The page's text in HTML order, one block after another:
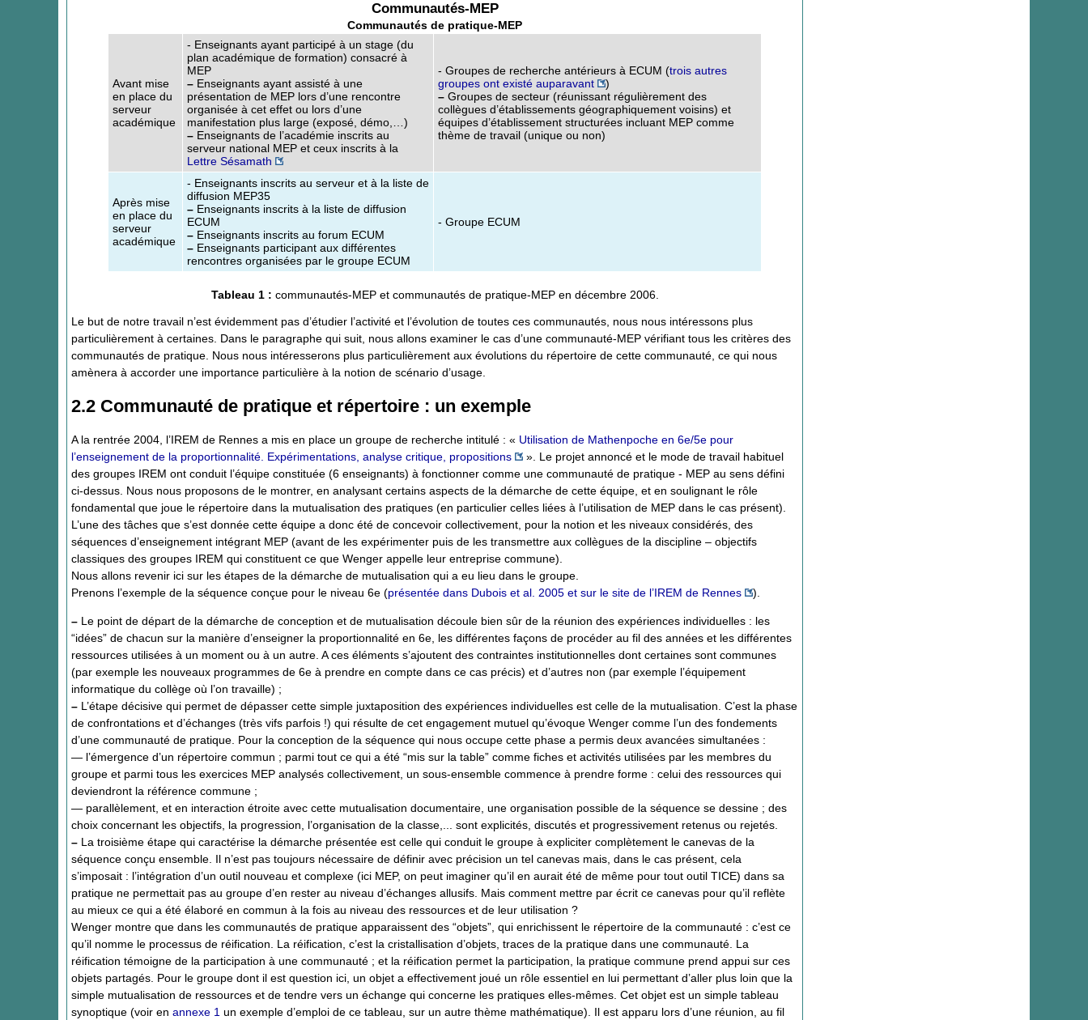
Communautés-MEP
Communautés de pratique-MEP
Avant mise
en place du
serveur
académique
- Enseignants ayant participé à un stage (du
plan académique de formation) consacré à
MEP
– Enseignants ayant assisté à une
présentation de MEP lors d’une rencontre
organisée à cet effet ou lors d’une
manifestation plus large (exposé, démo,…)
– Enseignants de l’académie inscrits au
serveur national MEP et ceux inscrits à la
Lettre Sésamath
- Groupes de recherche antérieurs à ECUM (trois autres
groupes ont existé auparavant
)
– Groupes de secteur (réunissant régulièrement des
collègues d’établissements géographiquement voisins) et
équipes d’établissement structurées incluant MEP comme
thème de travail (unique ou non)
Après mise
en place du
serveur
académique
- Enseignants inscrits au serveur et à la liste de
diffusion MEP35
– Enseignants inscrits à la liste de diffusion
ECUM
– Enseignants inscrits au forum ECUM
– Enseignants participant aux différentes
rencontres organisées par le groupe ECUM
- Groupe ECUM
Tableau 1 : communautés-MEP et communautés de pratique-MEP en décembre 2006.
Le but de notre travail n’est évidemment pas d’étudier l’activité et l’évolution de toutes ces communautés, nous nous intéressons plus
particulièrement à certaines. Dans le paragraphe qui suit, nous allons examiner le cas d’une communauté-MEP vérifiant tous les critères des
communautés de pratique. Nous nous intéresserons plus particulièrement aux évolutions du répertoire de cette communauté, ce qui nous
amènera à accorder une importance particulière à la notion de scénario d’usage.
2.2 Communauté de pratique et répertoire : un exemple
A la rentrée 2004, l’IREM de Rennes a mis en place un groupe de recherche intitulé : « Utilisation de Mathenpoche en 6e/5e pour
l’enseignement de la proportionnalité. Expérimentations, analyse critique, propositions
». Le projet annoncé et le mode de travail habituel
des groupes IREM ont conduit l’équipe constituée (6 enseignants) à fonctionner comme une communauté de pratique - MEP au sens défini
ci-dessus. Nous nous proposons de le montrer, en analysant certains aspects de la démarche de cette équipe, et en soulignant le rôle
fondamental que joue le répertoire dans la mutualisation des pratiques (en particulier celles liées à l’utilisation de MEP dans le cas présent).
L’une des tâches que s’est donnée cette équipe a donc été de concevoir collectivement, pour la notion et les niveaux considérés, des
séquences d’enseignement intégrant MEP (avant de les expérimenter puis de les transmettre aux collègues de la discipline – objectifs
classiques des groupes IREM qui constituent ce que Wenger appelle leur entreprise commune).
Nous allons revenir ici sur les étapes de la démarche de mutualisation qui a eu lieu dans le groupe.
Prenons l’exemple de la séquence conçue pour le niveau 6e (présentée dans Dubois et al. 2005 et sur le site de l’IREM de Rennes ).
– Le point de départ de la démarche de conception et de mutualisation découle bien sûr de la réunion des expériences individuelles : les
“idées” de chacun sur la manière d’enseigner la proportionnalité en 6e, les différentes façons de procéder au fil des années et les différentes
ressources utilisées à un moment ou à un autre. A ces éléments s’ajoutent des contraintes institutionnelles dont certaines sont communes
(par exemple les nouveaux programmes de 6e à prendre en compte dans ce cas précis) et d’autres non (par exemple l’équipement
informatique du collège où l’on travaille) ;
– L’étape décisive qui permet de dépasser cette simple juxtaposition des expériences individuelles est celle de la mutualisation. C’est la phase
de confrontations et d’échanges (très vifs parfois !) qui résulte de cet engagement mutuel qu’évoque Wenger comme l’un des fondements
d’une communauté de pratique. Pour la conception de la séquence qui nous occupe cette phase a permis deux avancées simultanées :
— l’émergence d’un répertoire commun ; parmi tout ce qui a été “mis sur la table” comme fiches et activités utilisées par les membres du
groupe et parmi tous les exercices MEP analysés collectivement, un sous-ensemble commence à prendre forme : celui des ressources qui
deviendront la référence commune ;
— parallèlement, et en interaction étroite avec cette mutualisation documentaire, une organisation possible de la séquence se dessine ; des
choix concernant les objectifs, la progression, l’organisation de la classe,... sont explicités, discutés et progressivement retenus ou rejetés.
– La troisième étape qui caractérise la démarche présentée est celle qui conduit le groupe à expliciter complètement le canevas de la
séquence conçu ensemble. Il n’est pas toujours nécessaire de définir avec précision un tel canevas mais, dans le cas présent, cela
s’imposait : l’intégration d’un outil nouveau et complexe (ici MEP, on peut imaginer qu’il en aurait été de même pour tout outil TICE) dans sa
pratique ne permettait pas au groupe d’en rester au niveau d’échanges allusifs. Mais comment mettre par écrit ce canevas pour qu’il reflète
au mieux ce qui a été élaboré en commun à la fois au niveau des ressources et de leur utilisation ?
Wenger montre que dans les communautés de pratique apparaissent des “objets”, qui enrichissent le répertoire de la communauté : c’est ce
qu’il nomme le processus de réification. La réification, c’est la cristallisation d’objets, traces de la pratique dans une communauté. La
réification témoigne de la participation à une communauté ; et la réification permet la participation, la pratique commune prend appui sur ces
objets partagés. Pour le groupe dont il est question ici, un objet a effectivement joué un rôle essentiel en lui permettant d’aller plus loin que la
simple mutualisation de ressources et de tendre vers un échange qui concerne les pratiques elles-mêmes. Cet objet est un simple tableau
synoptique (voir en annexe 1 un exemple d’emploi de ce tableau, sur un autre thème mathématique). Il est apparu lors d’une réunion, au fil